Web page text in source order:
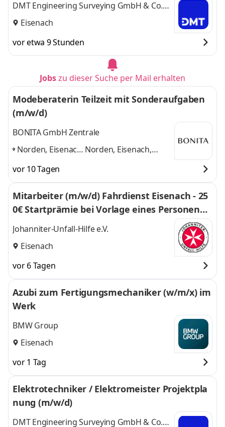
DMT Engineering Surveying GmbH & Co.
KGEisenach
vor etwa 9 Stunden
Jobszu dieser Suche per Mail erhalten
Modeberaterin Teilzeit mit Sonderaufgaben
(m/w/d)
BONITA GmbH Zentrale
Norden, Eisenach,
Dillingen,
Norden, Eisenach,
vor 10 Tagen
Mitarbeiter (m/w/d) Fahrdienst Eisenach - 25
0€ Startprämie bei Vorlage eines Personenbe
förderungsscheins sichern!
Johanniter-Unfall-Hilfe e.V.
Eisenach
vor 6 Tagen
Azubi zum Fertigungsmechaniker (w/m/x) im
Werk
BMW Group
Eisenach
vor 1 Tag
Elektrotechniker / Elektromeister Projektpla
nung (m/w/d)
DMT Engineering Surveying GmbH & Co.